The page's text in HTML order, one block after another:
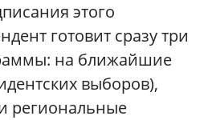
этого
готовит сразу три
на ближайшие
выборов),
региональные